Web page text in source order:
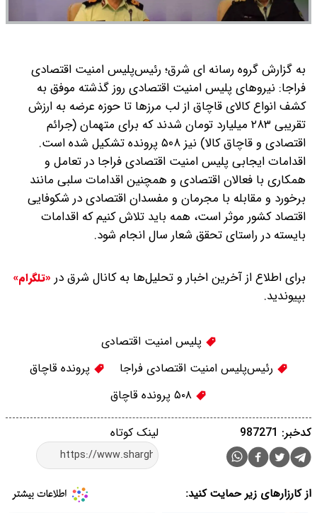
به گزارش گروه رسانه ای شرق؛ رئیس‌پلیس امنیت اقتصادی
فراجا: نیروهای پلیس امنیت اقتصادی روز گذشته موفق به
کشف انواع کالای قاچاق از لب مرزها تا حوزه عرضه به ارزش
تقریبی ۲۸۳ میلیارد تومان شدند که برای متهمان (جرائم
اقتصادی و قاچاق کالا) نیز ۵۰۸ پرونده تشکیل شده است.
اقدامات ایجابی پلیس امنیت اقتصادی فراجا در تعامل و
همکاری با فعالان اقتصادی و همچنین اقدامات سلبی مانند
برخورد و مقابله با مجرمان و مفسدان اقتصادی در شکوفایی
اقتصاد کشور موثر است، همه باید تلاش کنیم که اقدامات
بایسته‌ در راستای تحقق شعار سال انجام شود.
برای اطلاع از آخرین اخبار و تحلیل‌ها به کانال شرق در «تلگرام»
بپیوندید.
پلیس امنیت اقتصادی
رئیس‌پلیس امنیت اقتصادی فراجا
پرونده قاچاق
لینک کوتاه کدخبر: 987271
از کارزارهای زیر حمایت کنید: